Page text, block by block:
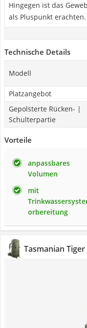
Hingegen ist das
als Pluspunkt erachten.
Technische Details
Modell
Platzangebot
Gepolsterte Rücken- |
Schulterpartie
Vorteile
anpassbares
Volumen
mit
orbereitung
Tasmanian Tiger